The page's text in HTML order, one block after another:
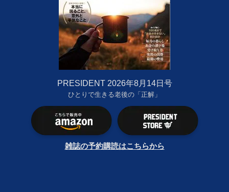
PRESIDENT 2026年8月14日号
ひとりで生きる老後の「正解」
雑誌の予約購読はこちらから